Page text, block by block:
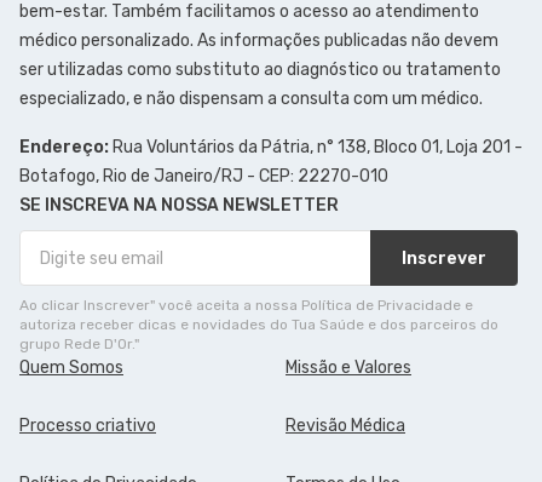
bem-estar. Também facilitamos o acesso ao atendimento
médico personalizado. As informações publicadas não devem
ser utilizadas como substituto ao diagnóstico ou tratamento
especializado, e não dispensam a consulta com um médico.
Endereço: Rua Voluntários da Pátria, n° 138, Bloco 01, Loja 201 -
Botafogo, Rio de Janeiro/RJ - CEP: 22270-010
SE INSCREVA NA NOSSA NEWSLETTER
Inscrever
Ao clicar Inscrever" você aceita a nossa Política de Privacidade e
autoriza receber dicas e novidades do Tua Saúde e dos parceiros do
grupo Rede D'Or."
Quem Somos Missão e Valores
Processo criativo Revisão Médica